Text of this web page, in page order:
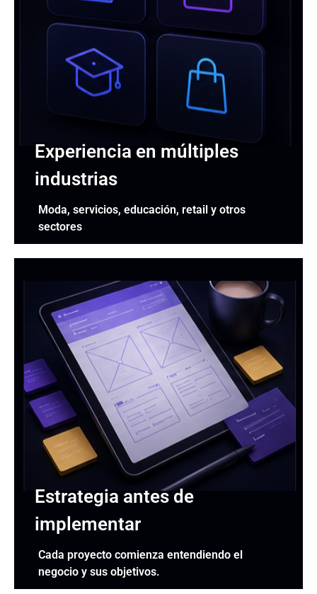
Experiencia en múltiples
industrias
Moda, servicios, educación, retail y otros
sectores
Estrategia antes de
implementar
Cada proyecto comienza entendiendo el
negocio y sus objetivos.